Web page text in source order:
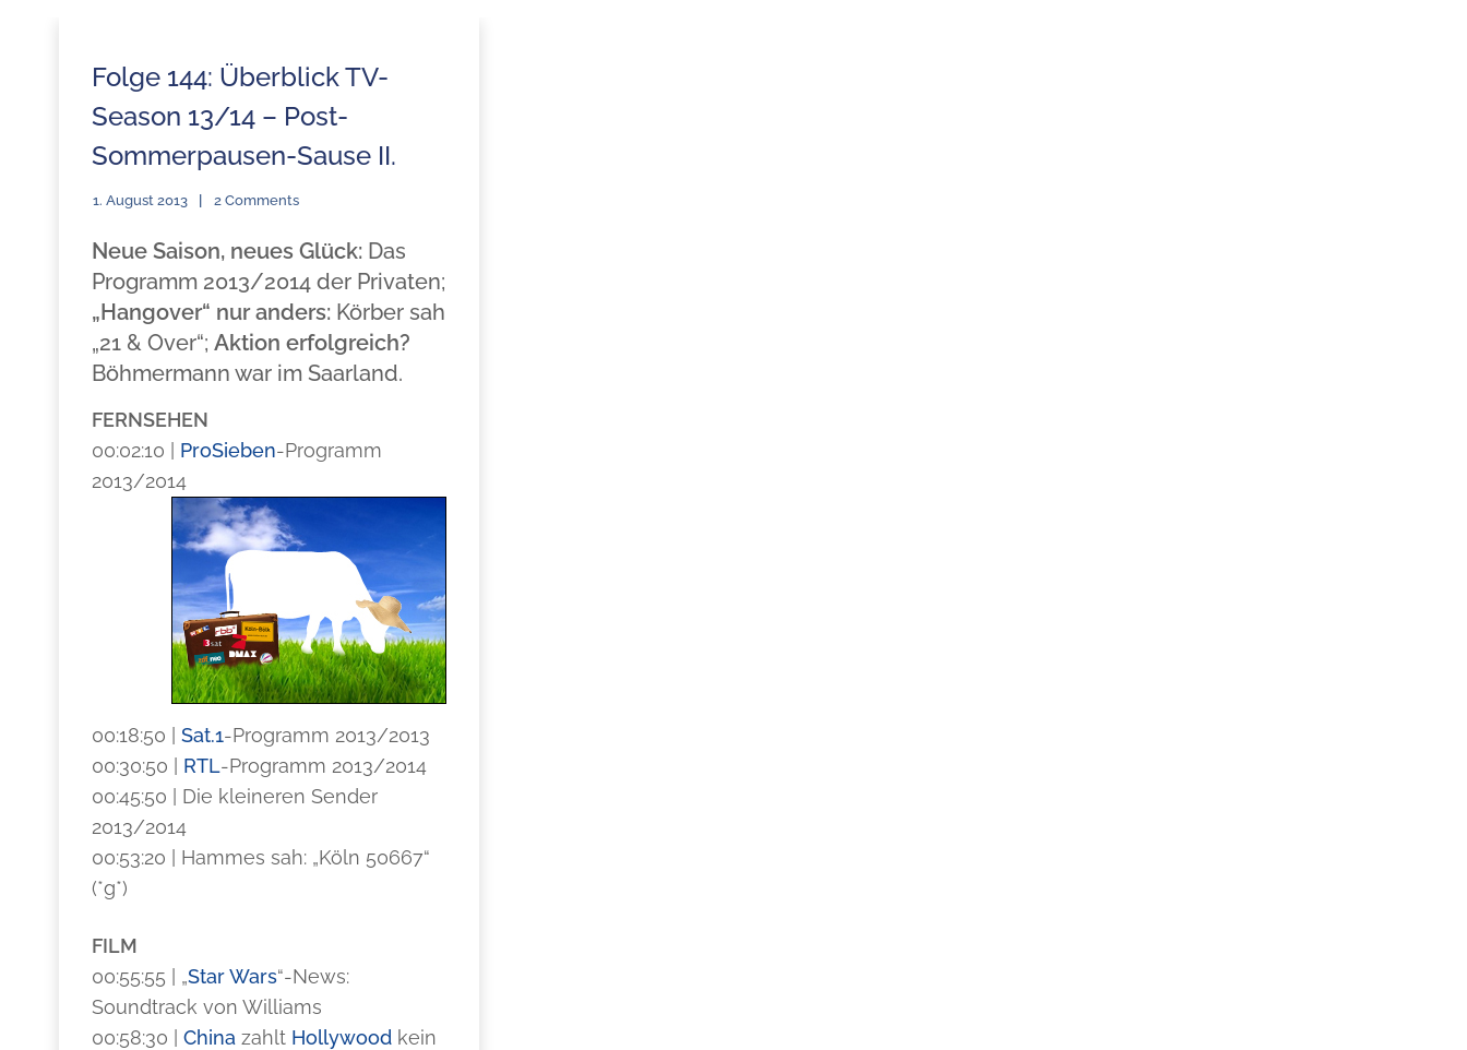
Folge 144: Überblick TV-
Season 13/14 – Post-
Sommerpausen-Sause II.
1. August 2013 2 Comments
Neue Saison, neues Glück: Das
Programm 2013/2014 der Privaten;
„Hangover“ nur anders: Körber sah
„21 & Over“; Aktion erfolgreich?
Böhmermann war im Saarland.
FERNSEHEN
00:02:10 | ProSieben-Programm
2013/2014
00:18:50 | Sat.1-Programm 2013/2013
00:30:50 | RTL-Programm 2013/2014
00:45:50 | Die kleineren Sender
2013/2014
00:53:20 | Hammes sah: „Köln 50667“
(*g*)
FILM
00:55:55 | „Star Wars“-News:
Soundtrack von Williams
00:58:30 | China zahlt Hollywoodkein